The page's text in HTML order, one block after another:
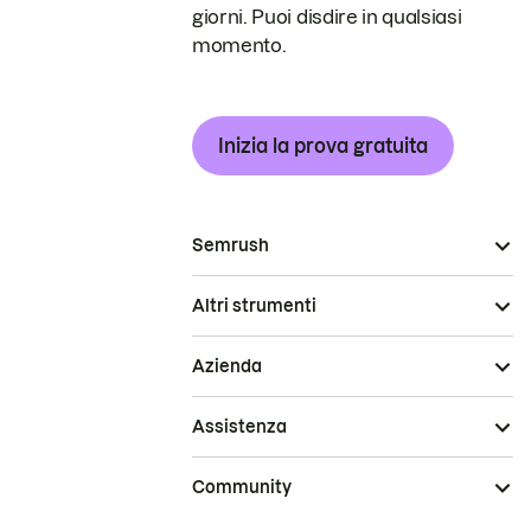
giorni. Puoi disdire in qualsiasi
momento.
Inizia la prova gratuita
Semrush
Altri strumenti
Azienda
Assistenza
Community